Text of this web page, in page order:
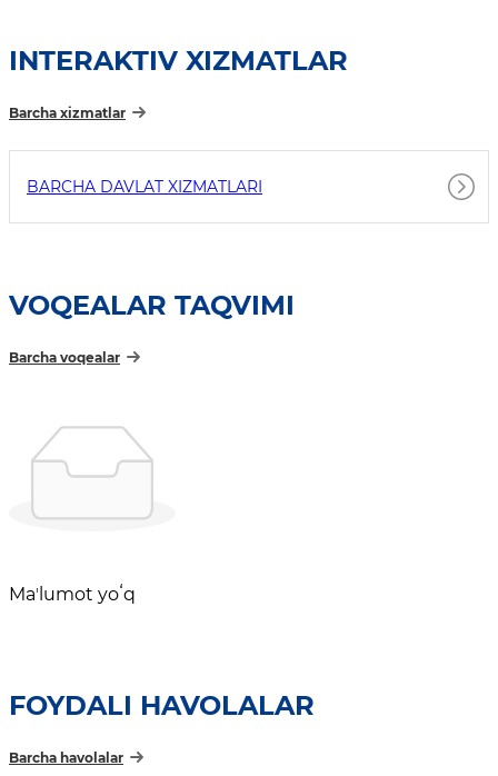
INTERAKTIV XIZMATLAR
Barcha xizmatlar
BARCHA DAVLAT XIZMATLARI
VOQEALAR TAQVIMI
Barcha voqealar
Maʼlumot yoʻq
FOYDALI HAVOLALAR
Barcha havolalar